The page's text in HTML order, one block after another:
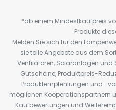
*ab einem Mindestkaufpreis
Produkte
Melden Sie sich für den
sie tolle Angebote aus dem
Ventilatoren, Solaranlagen und
Gutscheine, Produktpreis-
Produktempfehlungen und -
möglichen Kooperationspartnern
Kaufbewertungen und